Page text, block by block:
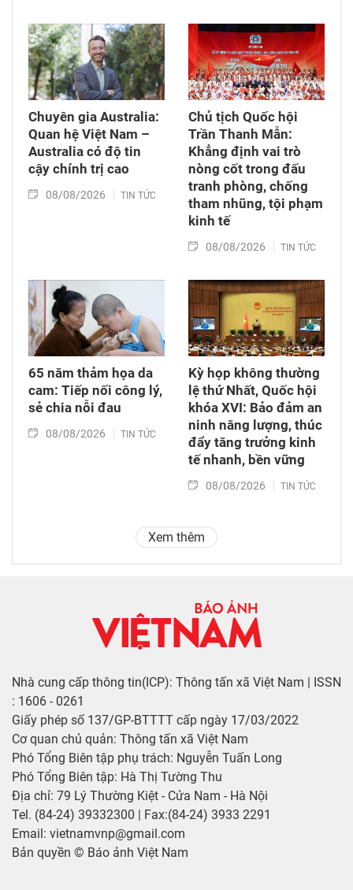
Chuyên gia Australia:
Quan hệ Việt Nam –
Australia có độ tin
cậy chính trị cao
08/08/2026 TIN TỨC
Chủ tịch Quốc hội
Trần Thanh Mẫn:
Khẳng định vai trò
nòng cốt trong đấu
tranh phòng, chống
tham nhũng, tội phạm
kinh tế
08/08/2026 TIN TỨC
65 năm thảm họa da
cam: Tiếp nối công lý,
sẻ chia nỗi đau
08/08/2026 TIN TỨC
Kỳ họp không thường
lệ thứ Nhất, Quốc hội
khóa XVI: Bảo đảm an
ninh năng lượng, thúc
đẩy tăng trưởng kinh
tế nhanh, bền vững
08/08/2026 TIN TỨC
Xem thêm
Nhà cung cấp thông tin(ICP): Thông tấn xã Việt Nam | ISSN
: 1606 - 0261
Giấy phép số 137/GP-BTTTT cấp ngày 17/03/2022
Cơ quan chủ quản: Thông tấn xã Việt Nam
Phó Tổng Biên tập phụ trách: Nguyễn Tuấn Long
Phó Tổng Biên tập: Hà Thị Tường Thu
Địa chỉ: 79 Lý Thường Kiệt - Cửa Nam - Hà Nội
Tel. (84-24) 39332300 | Fax:(84-24) 3933 2291
Email: vietnamvnp@gmail.com
Bản quyền © Báo ảnh Việt Nam